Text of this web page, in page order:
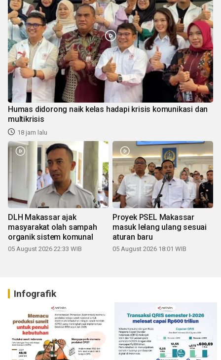
Humas didorong naik kelas hadapi krisis komunikasi dan
multikrisis
18 jam lalu
DLH Makassar ajak
masyarakat olah sampah
organik sistem komunal
05 August 2026 22:33 WIB
Proyek PSEL Makassar
masuk lelang ulang sesuai
aturan baru
05 August 2026 18:01 WIB
Infografik